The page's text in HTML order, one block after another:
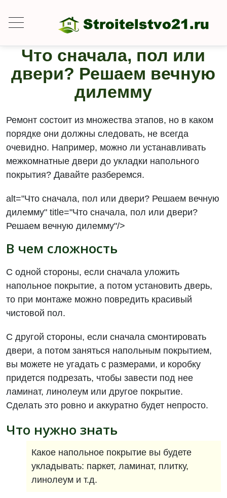
Что сначала, пол или
двери? Решаем вечную
дилемму
Ремонт состоит из множества этапов, но в каком
порядке они должны следовать, не всегда
очевидно. Например, можно ли устанавливать
межкомнатные двери до укладки напольного
покрытия? Давайте разберемся.
alt="Что сначала, пол или двери? Решаем вечную
дилемму" title="Что сначала, пол или двери?
Решаем вечную дилемму"/>
В чем сложность
С одной стороны, если сначала уложить
напольное покрытие, а потом установить дверь,
то при монтаже можно повредить красивый
чистовой пол.
С другой стороны, если сначала смонтировать
двери, а потом заняться напольным покрытием,
вы можете не угадать с размерами, и коробку
придется подрезать, чтобы завести под нее
ламинат, линолеум или другое покрытие.
Сделать это ровно и аккуратно будет непросто.
Что нужно знать
Какое напольное покрытие вы будете
укладывать: паркет, ламинат, плитку,
линолеум и т.д.